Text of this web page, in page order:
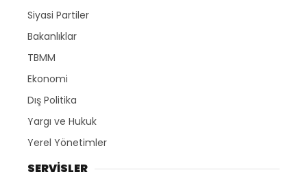
Siyasi Partiler
Bakanlıklar
TBMM
Ekonomi
Dış Politika
Yargı ve Hukuk
Yerel Yönetimler
SERVİSLER